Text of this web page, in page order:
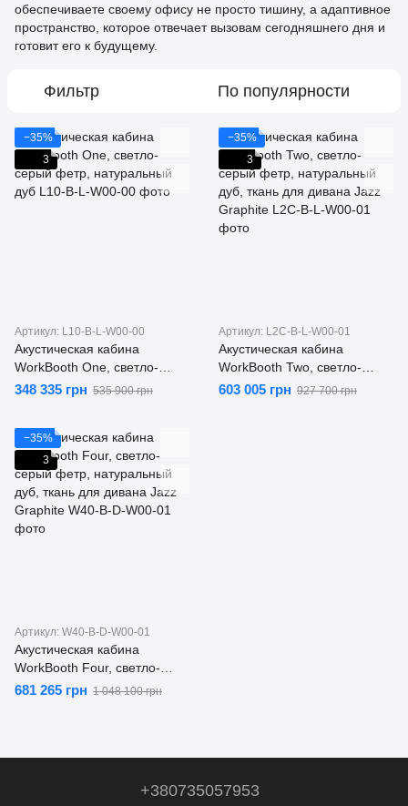
обеспечиваете своему офису не просто тишину, а адаптивное
пространство, которое отвечает вызовам сегодняшнего дня и
готовит его к будущему.
Фильтр По популярности
−35%
3
Артикул: L10-B-L-W00-00
Акустическая кабина
WorkBooth One, светло-
серый фетр, натуральный
348 335 грн 535 900 грн
−35%
3
Артикул: L2C-B-L-W00-01
Акустическая кабина
WorkBooth Two, светло-
серый фетр, натуральный
603 005 грн 927 700 грн
−35%
3
Артикул: W40-B-D-W00-01
Акустическая кабина
WorkBooth Four, светло-
серый фетр, натуральный
681 265 грн 1 048 100 грн
+380735057953